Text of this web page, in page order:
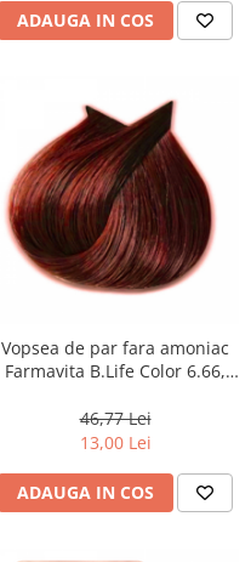
ADAUGA IN COS
Vopsea de par fara amoniac
Farmavita B.Life Color 6.66,
ml
46,77 Lei
13,00 Lei
ADAUGA IN COS